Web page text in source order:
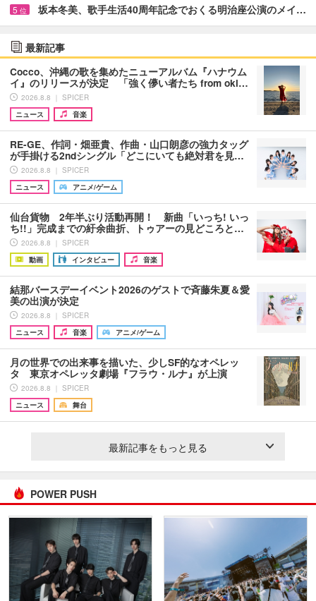
5 位 坂本冬美、歌手生活40周年記念でおくる明治座公演のメイ…
最新記事
Cocco、沖縄の歌を集めたニューアルバム『ハナウム
イ』のリリースが決定 「強く儚い者たち from oki…
2026.8.8 ｜ SPICER
ニュース
音楽
RE-GE、作詞・畑亜貴、作曲・山口朗彦の強力タッグ
が手掛ける2ndシングル「どこにいても絶対君を見…
2026.8.8 ｜ SPICER
ニュース
アニメ/ゲーム
仙台貨物 2年半ぶり活動再開！ 新曲「いっち! いっ
ち!!」完成までの紆余曲折、トゥアーの見どころと…
2026.8.8 ｜ SPICER
動画
インタビュー 音楽
結那バースデーイベント2026のゲストで斉藤朱夏＆愛
美の出演が決定
2026.8.8 ｜ SPICER
ニュース
音楽 アニメ/ゲーム
月の世界での出来事を描いた、少しSF的なオペレッ
タ 東京オペレッタ劇場『フラウ・ルナ』が上演
2026.8.8 ｜ SPICER
ニュース
舞台
最新記事をもっと見る
POWER PUSH